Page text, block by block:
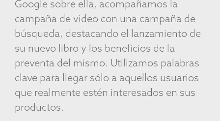
Google sobre ella, acompañamos la
campaña de video con una campaña de
búsqueda, destacando el lanzamiento de
su nuevo libro y los beneficios de la
preventa del mismo. Utilizamos palabras
clave para llegar sólo a aquellos usuarios
que realmente estén interesados en sus
productos.